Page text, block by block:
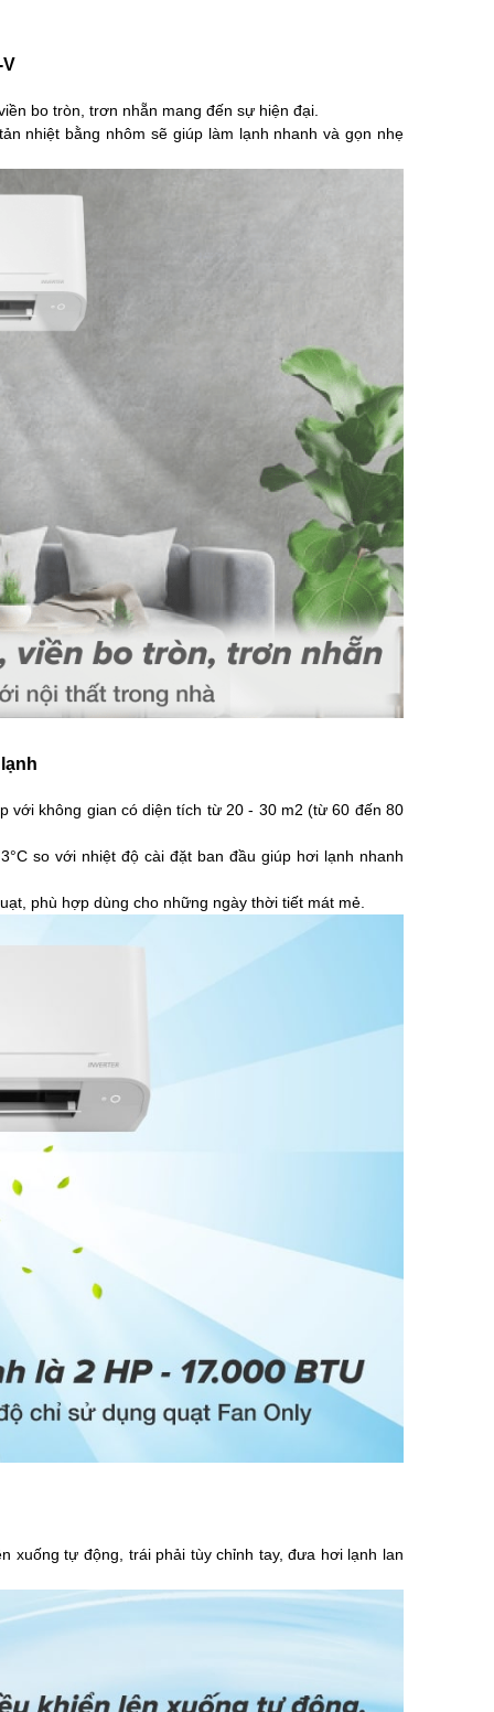
V
bo tròn, trơn nhẵn mang đến sự hiện đại.
nhiệt bằng nhôm sẽ giúp làm lạnh nhanh và gọn nhẹ
với không gian có diện tích từ 20 - 30 m2 (từ 60 đến 80
so với nhiệt độ cài đặt ban đầu giúp hơi lạnh nhanh
phù hợp dùng cho những ngày thời tiết mát mẻ.
xuống tự động, trái phải tùy chỉnh tay, đưa hơi lạnh lan